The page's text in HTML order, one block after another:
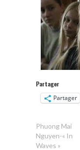
Partager
Partager
Phuong Mai
Nguyen-« In
Waves »